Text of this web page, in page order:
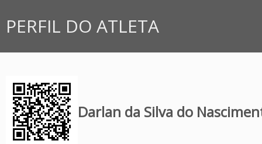
PERFIL DO ATLETA
Darlan da Silva do